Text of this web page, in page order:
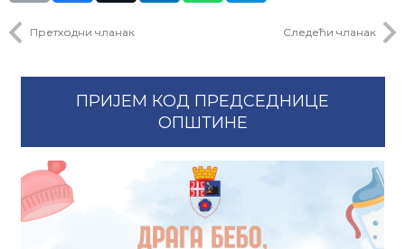
Претходни чланак Следећи чланак
ПРИЈЕМ КОД ПРЕДСЕДНИЦЕ
ОПШТИНЕ